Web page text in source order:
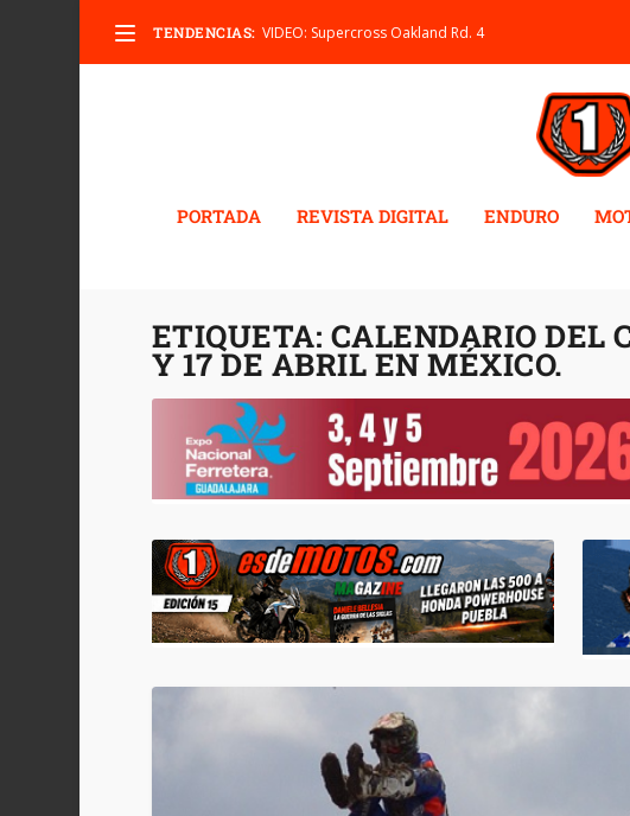
TENDENCIAS: VIDEO: Supercross Oakland Rd. 4
PORTADA REVISTA DIGITAL ENDURO
ETIQUETA: CALENDARIO DEL
Y 17 DE ABRIL EN MÉXICO.